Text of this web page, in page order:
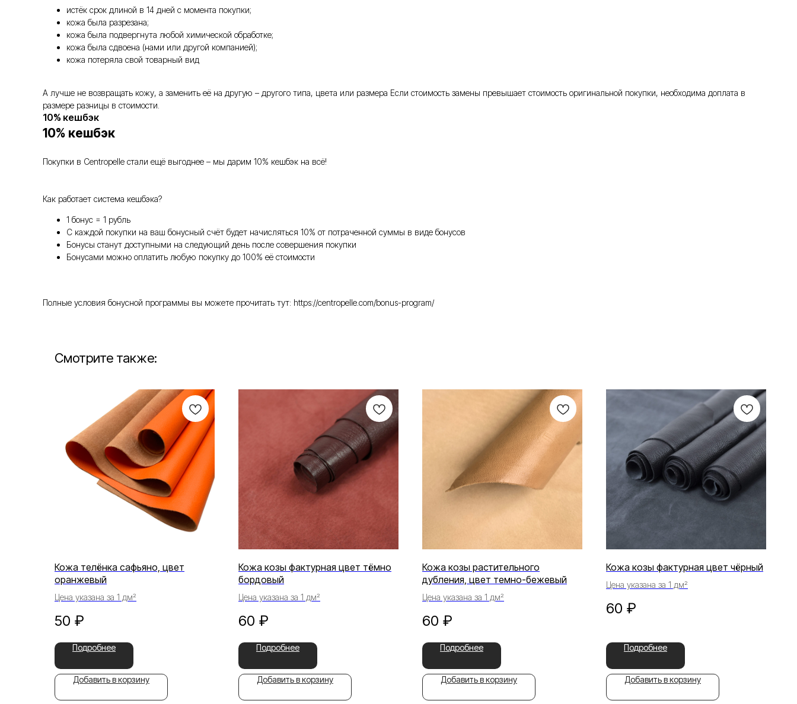
истёк срок длиной в 14 дней с момента покупки;
кожа была разрезана;
кожа была подвергнута любой химической обработке;
кожа была сдвоена (нами или другой компанией);
кожа потеряла свой товарный вид
А лучше не возвращать кожу, а заменить её на другую – другого типа, цвета или размера Если стоимость замены превышает стоимость оригинальной покупки, необходима доплата в
размере разницы в стоимости.
10% кешбэк
10% кешбэк
Покупки в Centropelle стали ещё выгоднее – мы дарим 10% кешбэк на всё!
Как работает система кешбэка?
1 бонус = 1 рубль
С каждой покупки на ваш бонусный счёт будет начисляться 10% от потраченной суммы в виде бонусов
Бонусы станут доступными на следующий день после совершения покупки
Бонусами можно оплатить любую покупку до 100% её стоимости
Полные условия бонусной программы вы можете прочитать тут: https://centropelle.com/bonus-program/
Смотрите также:
Кожа телёнка сафьяно, цвет
оранжевый
Цена указана за 1 дм²
50 ₽
Подробнее
Добавить в корзину
Кожа козы фактурная цвет тёмно
бордовый
Цена указана за 1 дм²
60 ₽
Подробнее
Добавить в корзину
Кожа козы растительного
дубления, цвет темно-бежевый
Цена указана за 1 дм²
60 ₽
Подробнее
Добавить в корзину
Кожа козы фактурная цвет чёрный
Цена указана за 1 дм²
60 ₽
Подробнее
Добавить в корзину